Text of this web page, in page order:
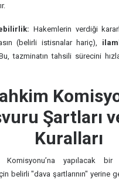
Hakemlerin verdiği
(belirli istisnalar hariç),
tazminatın tahsili sürecini
Şartları
Kuralları
Komisyonu’na yapılacak bir
belirli "dava şartlarının" yerine